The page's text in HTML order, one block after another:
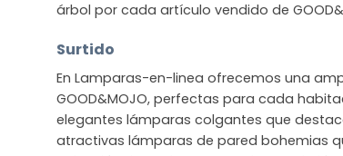
árbol por cada artículo vendido de
Surtido
En Lamparas-en-linea ofrecemos una
GOOD&MOJO, perfectas para cada
elegantes lámparas colgantes que
atractivas lámparas de pared bohemias